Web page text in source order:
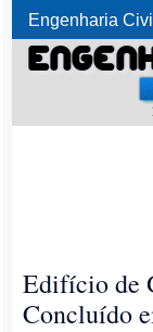
Engenharia Civil
Edifício de
Concluído